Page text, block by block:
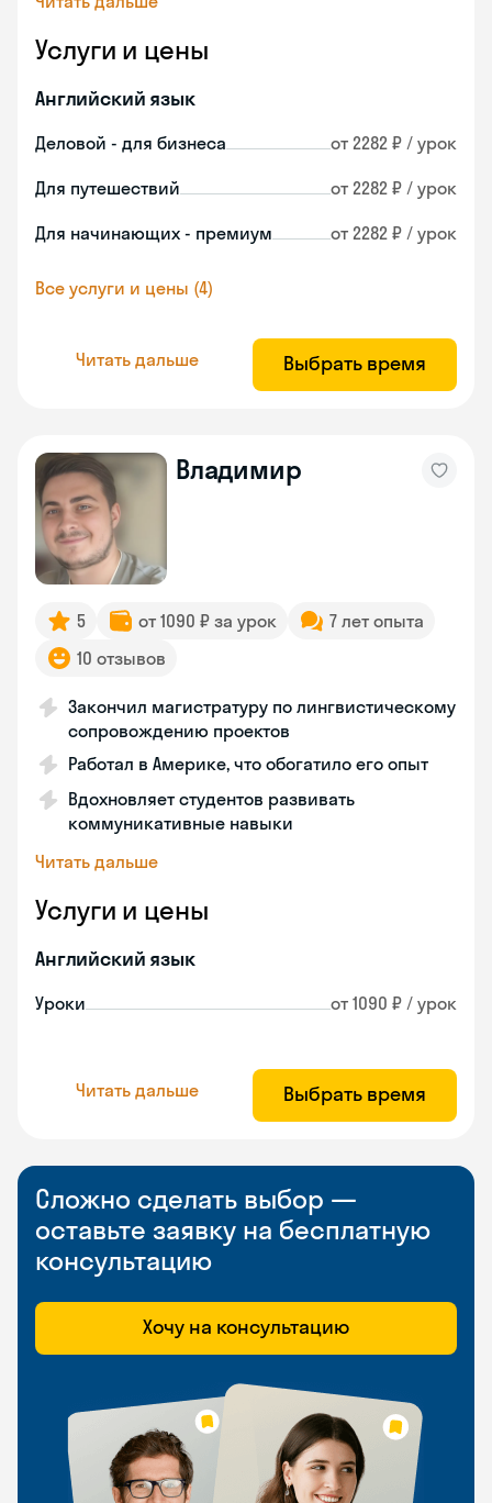
Услуги и цены
Английский язык
Деловой - для бизнеса от 2282 ₽ / урок
Для путешествий от 2282 ₽ / урок
Для начинающих - премиум от 2282 ₽ / урок
Все услуги и цены (4)
Читать дальше Выбрать время
Владимир
5 от 1090 ₽ за урок
7 лет опыта
10 отзывов
Закончил магистратуру по лингвистическому
сопровождению проектов
Работал в Америке, что обогатило его опыт
Вдохновляет студентов развивать
коммуникативные навыки
Читать дальше
Услуги и цены
Английский язык
Уроки от 1090 ₽ / урок
Читать дальше Выбрать время
Сложно сделать выбор —
оставьте заявку на бесплатную
консультацию
Хочу на консультацию